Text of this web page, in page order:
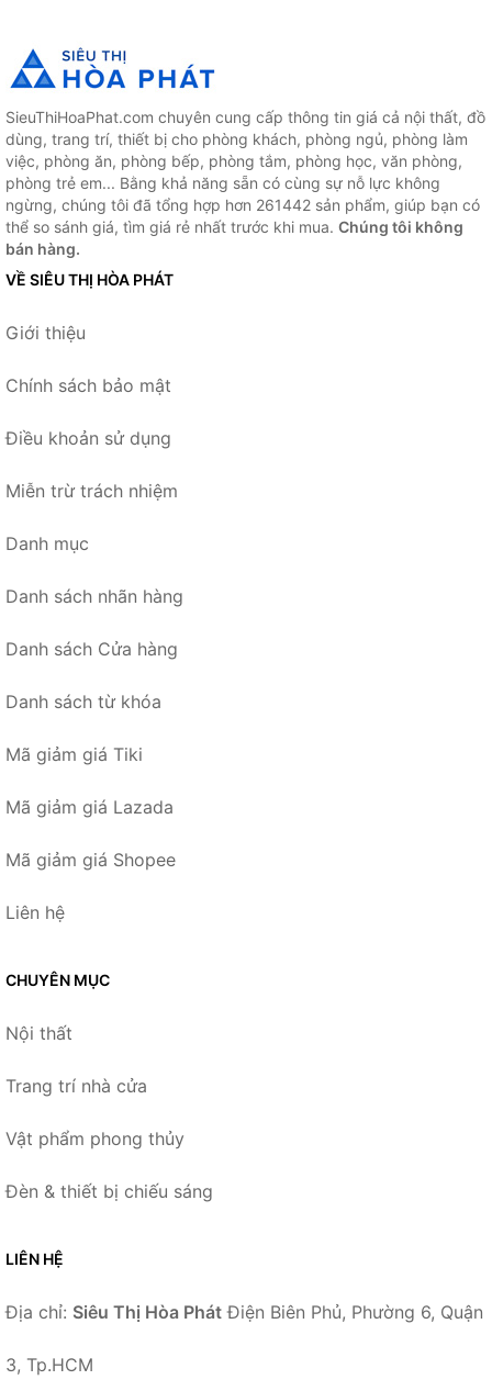
SieuThiHoaPhat.com chuyên cung cấp thông tin giá cả nội thất, đồ
dùng, trang trí, thiết bị cho phòng khách, phòng ngủ, phòng làm
việc, phòng ăn, phòng bếp, phòng tắm, phòng học, văn phòng,
phòng trẻ em... Bằng khả năng sẵn có cùng sự nỗ lực không
ngừng, chúng tôi đã tổng hợp hơn 261442 sản phẩm, giúp bạn có
thể so sánh giá, tìm giá rẻ nhất trước khi mua. Chúng tôi không
bán hàng.
VỀ SIÊU THỊ HÒA PHÁT
Giới thiệu
Chính sách bảo mật
Điều khoản sử dụng
Miễn trừ trách nhiệm
Danh mục
Danh sách nhãn hàng
Danh sách Cửa hàng
Danh sách từ khóa
Mã giảm giá Tiki
Mã giảm giá Lazada
Mã giảm giá Shopee
Liên hệ
CHUYÊN MỤC
Nội thất
Trang trí nhà cửa
Vật phẩm phong thủy
Đèn & thiết bị chiếu sáng
LIÊN HỆ
Địa chỉ: Siêu Thị Hòa Phát Điện Biên Phủ, Phường 6, Quận
3, Tp.HCM